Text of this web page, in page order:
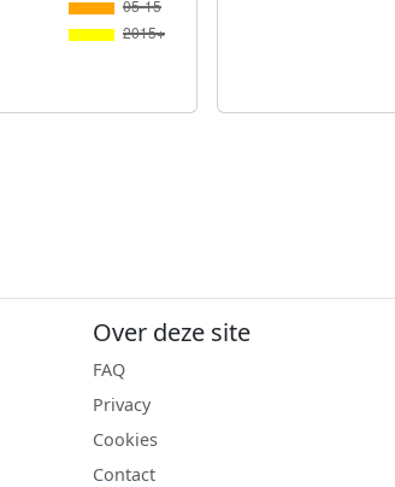
Over deze site
FAQ
Privacy
Cookies
Contact